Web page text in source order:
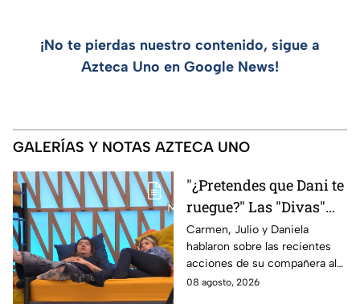
¡No te pierdas nuestro contenido, sigue a
Azteca Uno en Google News!
GALERÍAS Y NOTAS AZTECA UNO
"¿Pretendes que Dani te
ruegue?" Las "Divas"
lamentan el
comportamiento de
Michelle en MasterChef
24/7
Carmen, Julio y Daniela
hablaron sobre las recientes
acciones de su compañera al
interior del Mundo MasterChef
08 agosto, 2026